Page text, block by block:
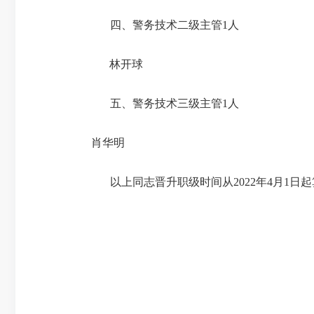
四、 警务技术二级主管1 人
林开球
五、警务技术三级主管1 人
肖华明
以上同志晋升职级时间从2022年4月 1 日